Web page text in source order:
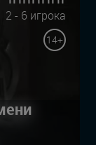
2 - 6 игрока
14+